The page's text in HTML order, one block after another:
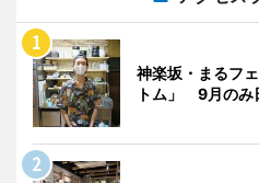
神楽坂・まるフ
トム」 9月のみ